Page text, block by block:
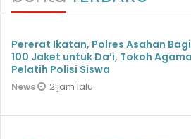
Pererat Ikatan, Polres Asahan
100 Jaket untuk Da’i, Tokoh
Pelatih Polisi Siswa
News 2 jam lalu